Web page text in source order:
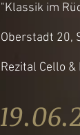
"Klassik im
Oberstadt 20,
Rezital Cello